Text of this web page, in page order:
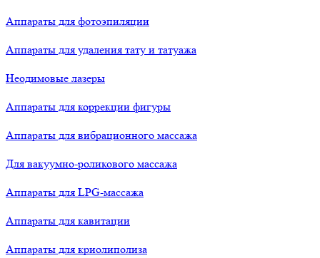
Аппараты для фотоэпиляции
Аппараты для удаления тату и татуажа
Неодимовые лазеры
Аппараты для коррекции фигуры
Аппараты для вибрационного массажа
Для вакуумно-роликового массажа
Аппараты для LPG-массажа
Аппараты для кавитации
Аппараты для криолиполиза